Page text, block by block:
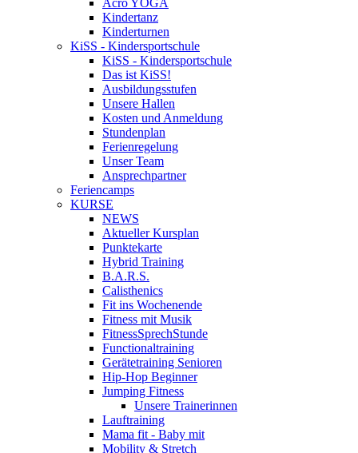
Acro YOGA
Kindertanz
Kinderturnen
KiSS - Kindersportschule
KiSS - Kindersportschule
Das ist KiSS!
Ausbildungsstufen
Unsere Hallen
Kosten und Anmeldung
Stundenplan
Ferienregelung
Unser Team
Ansprechpartner
Feriencamps
KURSE
NEWS
Aktueller Kursplan
Punktekarte
Hybrid Training
B.A.R.S.
Calisthenics
Fit ins Wochenende
Fitness mit Musik
FitnessSprechStunde
Functionaltraining
Gerätetraining Senioren
Hip-Hop Beginner
Jumping Fitness
Unsere Trainerinnen
Lauftraining
Mama fit - Baby mit
Mobility & Stretch